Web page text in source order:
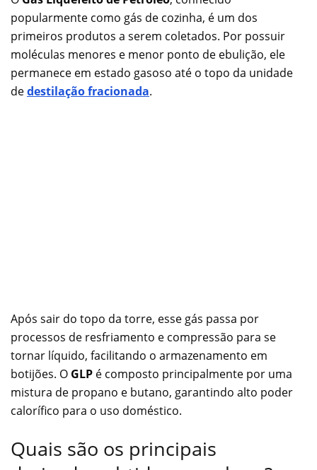
popularmente como gás de cozinha, é um dos
primeiros produtos a serem coletados. Por possuir
moléculas menores e menor ponto de ebulição, ele
permanece em estado gasoso até o topo da unidade
dedestilação fracionada.
Após sair do topo da torre, esse gás passa por
processos de resfriamento e compressão para se
tornar líquido, facilitando o armazenamento em
botijões. O GLP é composto principalmente por uma
mistura de propano e butano, garantindo alto poder
calorífico para o uso doméstico.
Quais são os principais